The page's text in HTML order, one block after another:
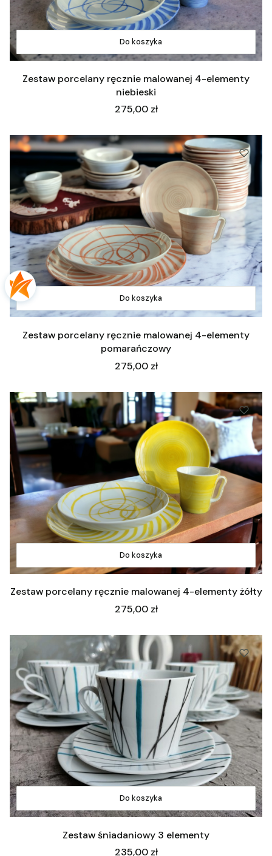
Do koszyka
Zestaw porcelany ręcznie malowanej 4-elementy
niebieski
Cena
275,00 zł
Do koszyka
Zestaw porcelany ręcznie malowanej 4-elementy
pomarańczowy
Cena
275,00 zł
Do koszyka
Zestaw porcelany ręcznie malowanej 4-elementy żółty
Cena
275,00 zł
Do koszyka
Zestaw śniadaniowy 3 elementy
Cena
235,00 zł